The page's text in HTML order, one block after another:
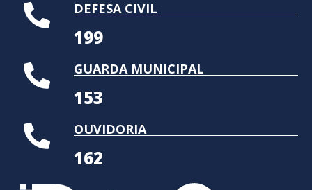
DEFESA CIVIL
199
GUARDA MUNICIPAL
153
OUVIDORIA
162